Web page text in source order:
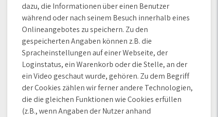
dazu, die Informationen über einen Benutzer
während oder nach seinem Besuch innerhalb eines
Onlineangebotes zu speichern. Zu den
gespeicherten Angaben können z.B. die
Spracheinstellungen auf einer Webseite, der
Loginstatus, ein Warenkorb oder die Stelle, an der
ein Video geschaut wurde, gehören. Zu dem Begriff
der Cookies zählen wir ferner andere Technologien,
die die gleichen Funktionen wie Cookies erfüllen
(z.B., wenn Angaben der Nutzer anhand